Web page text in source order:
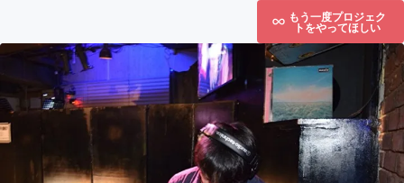
もう一度プロジェク
トをやってほしい